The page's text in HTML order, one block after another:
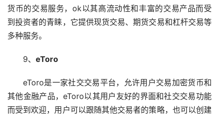
货币的交易服务，ok以其高流动性和丰富的交易产品而受
到投资者的青睐，它提供现货交易、期货交易和杠杆交易等
多种服务。
9、 eToro
eToro是一家社交交易平台，允许用户交易加密货币和
其他金融产品，eToro以其用户友好的界面和社交交易功能
而受到欢迎，用户可以跟随其他交易者的策略，也可以创建